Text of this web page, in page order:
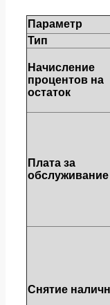
Параметр
Тип
Начисление
процентов на
остаток
Плата за
обслуживание
Снятие